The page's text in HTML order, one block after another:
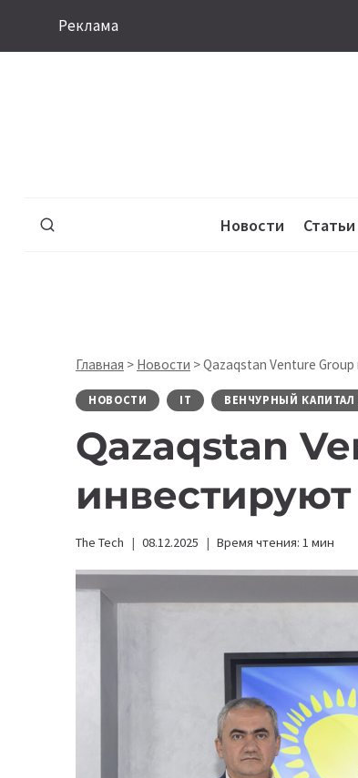
Реклама
Новости Статьи
Главная > Новости >Qazaqstan Venture
НОВОСТИ IT ВЕНЧУРНЫЙ
Qazaqstan
The Tech 08.12.2025 Время чтения: 1 мин